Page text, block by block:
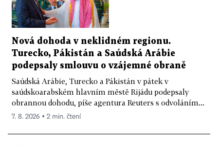
Nová dohoda v neklidném regionu.
Turecko, Pákistán a Saúdská Arábie
podepsaly smlouvu o vzájemné obraně
Saúdská Arábie, Turecko a Pákistán v pátek v
saúdskoarabském hlavním městě Rijádu podepsaly
obrannou dohodu, píše agentura Reuters s odvoláním...
7. 8. 2026 ▪ 2 min. čtení